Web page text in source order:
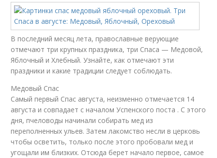
В последний месяц лета, православные верующие
отмечают три крупных праздника, три Спаса — Медовой,
Яблочный и Хлебный. Узнайте, как отмечают эти
праздники и какие традиции следует соблюдать.
Медовый Спас
Самый первый Спас августа, неизменно отмечается 14
августа и совпадает с началом Успенского поста . С этого
дня, пчеловоды начинали собирать мед из
переполненных ульев. Затем лакомство несли в церковь
чтобы осветить, только после этого пробовали мед и
угощали им близких. Отсюда берет начало первое, самое